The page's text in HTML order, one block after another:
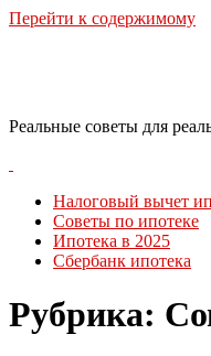
Перейти к содержимому
Реальные советы для
Налоговый вычет
Советы по ипотеке
Ипотека в 2025
Сбербанк ипотека
Рубрика: